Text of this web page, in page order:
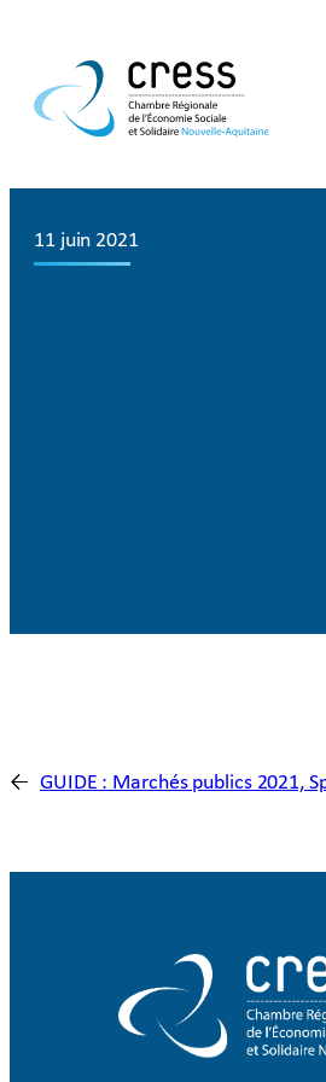
11 juin 2021
← GUIDE : Marchés publics 2021,